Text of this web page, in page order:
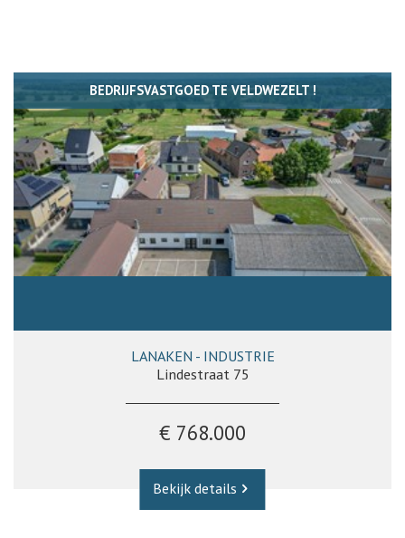
BEDRIJFSVASTGOED TE VELDWEZELT !
LANAKEN - INDUSTRIE
Lindestraat 75
€ 768.000
Bekijk details